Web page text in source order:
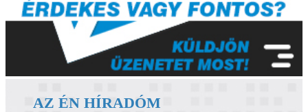
AZ ÉN HÍRADÓM